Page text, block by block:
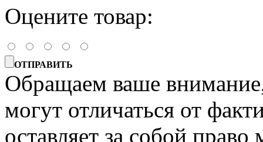
Оцените товар:
ОТПРАВИТЬ
Обращаем ваше
могут отличаться от
оставляет за собой право